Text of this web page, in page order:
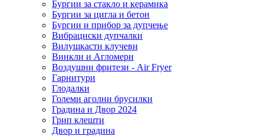
Бургии за стакло и керамика
Бургии за цигла и бетон
Бургии и прибор за дупчење
Вибрациски дупчалки
Вилушкасти клучеви
Винкли и Агломери
Воздушни фритези - Air Fryer
Гарнитури
Глодалки
Големи аголни брусилки
Градина и Двор 2024
Грип клешти
Двор и градина